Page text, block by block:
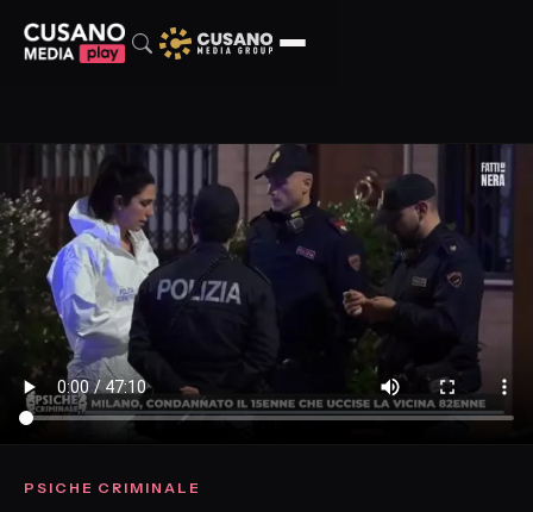
PSICHE CRIMINALE